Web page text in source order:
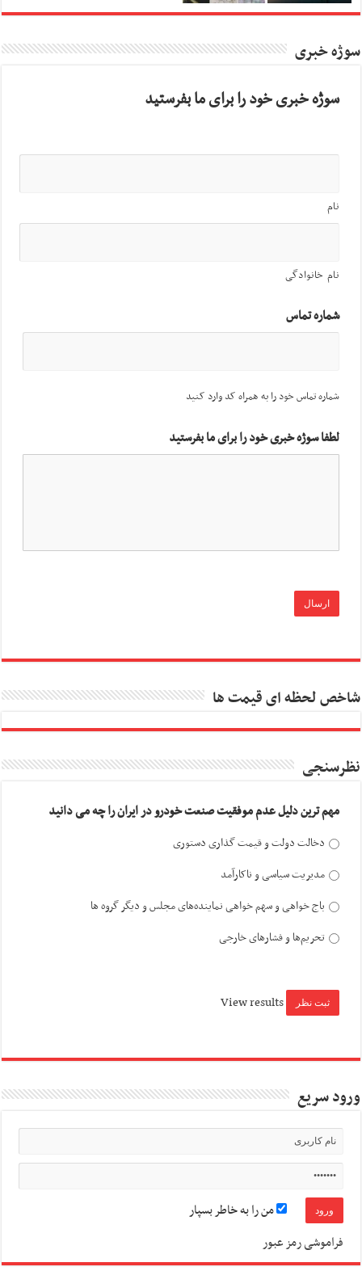
سوژه خبری
سوژه خبری خود را برای ما بفرستید
نام
نام خانوادگی
شماره تماس
شماره تماس خود را به همراه کد وارد کنید
لطفا سوژه خبری خود را برای ما بفرستید
شاخص لحظه ای قیمت ها
نظرسنجی
مهم ترین دلیل عدم موفقیت صنعت خودرو در ایران را چه می دانید
دخالت دولت و قیمت گذاری دستوری
مدیریت سیاسی و ناکارآمد
باج خواهی و سهم خواهی نماینده‌های مجلس و دیگر گروه ها
تحریم‌ها و فشارهای خارجی
View results
ورود سریع
من را به خاطر بسپار
فراموشی رمز عبور